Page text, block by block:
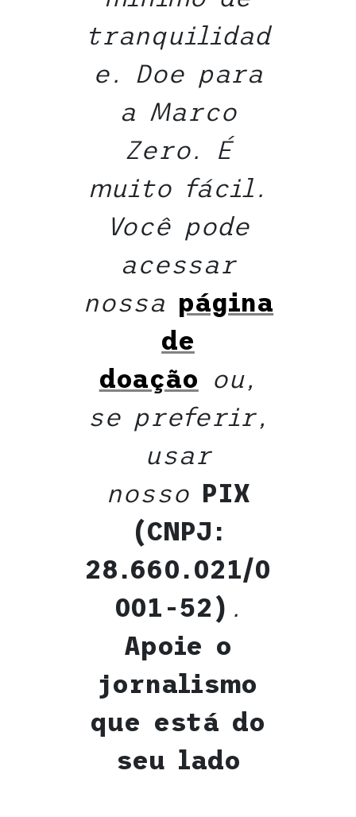
tranquilidad
e. Doe para
a Marco
Zero. É
muito fácil.
Você pode
acessar
nossa página
de
doação
ou,
se preferir,
usar
nosso PIX
(CNPJ:
28.660.021/0
001-52) .
Apoie o
jornalismo
que está do
seu lado